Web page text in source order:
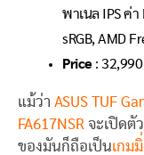
พาเนล IPS ค่า
sRGB, AMD
Price :
แม้ว่า ASUS TUF
FA617NSR จะเปิดตั
ของมันก็ถือเป็นเกม